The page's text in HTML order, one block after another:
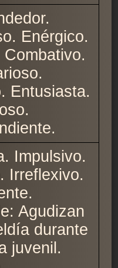
Enérgico.
Entusiasta.
Impulsivo.
Irreflexivo.
Agudizan
durante
juvenil.